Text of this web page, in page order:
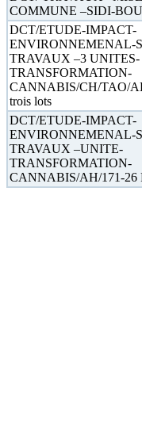
COMMUNE –SIDI-
DCT/ETUDE-IMPACT-
ENVIRONNEMENAL-
TRAVAUX –3 UNITES-
TRANSFORMATION-
CANNABIS/CH/TAO/
trois lots
DCT/ETUDE-IMPACT-
ENVIRONNEMENAL-
TRAVAUX –UNITE-
TRANSFORMATION-
CANNABIS/AH/171-26